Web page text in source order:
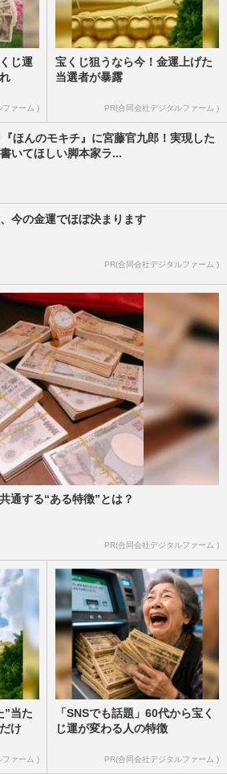
じ運
ファーム )
宝くじ狙うなら今！金運上げた
当選者が暴露
PR(合同会社デジタルファーム )
ほんのモキチ』に宮藤官九郎！実現した
書いてほしい脚本家ラ...
今の金運でほぼ決まります
PR(合同会社デジタルファーム )
通する“ある特徴”とは？
PR(合同会社デジタルファーム )
”当た
け
ファーム )
「SNSでも話題」60代から宝く
じ運が変わる人の特徴
PR(合同会社デジタルファーム )